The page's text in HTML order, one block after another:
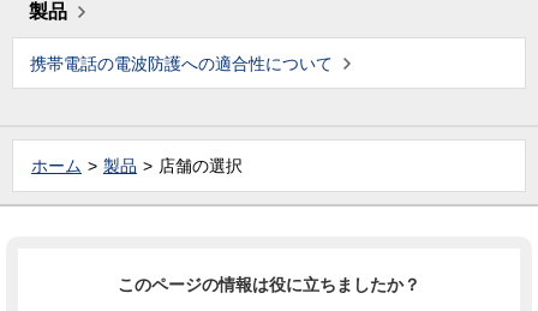
製品
携帯電話の電波防護への適合性について
ホーム 製品 店舗の選択
このページの情報は役に立ちましたか？